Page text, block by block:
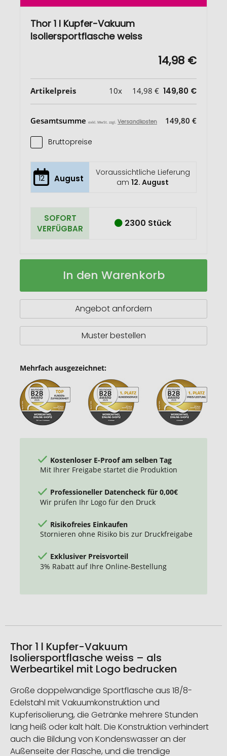
Thor 1 l Kupfer-Vakuum
Isoliersportflasche weiss
14,98 €
Artikelpreis 10x 14,98 € 149,80 €
Gesamtsumme exkl. MwSt. zzgl. Versandkosten 149,80 €
Bruttopreise
12 August
Voraussichtliche Lieferung
am12. August
SOFORT
VERFÜGBAR
2300 Stück
Thor
Kupfer-
Isoliersportflasche
Auf
In den Warenkorb
Angebot anfordern
Muster bestellen
Mehrfach ausgezeichnet:
Kostenloser E-Proof am selben Tag
Mit Ihrer Freigabe startet die Produktion
Professioneller Datencheck für 0,00€
Wir prüfen Ihr Logo für den Druck
Risikofreies Einkaufen
Stornieren ohne Risiko bis zur Druckfreigabe
Exklusiver Preisvorteil
3% Rabatt auf Ihre Online-Bestellung
Thor 1 l Kupfer-Vakuum
Isoliersportflasche weiss – als
Werbeartikel mit Logo bedrucken
Große doppelwandige Sportflasche aus 18/8-
Edelstahl mit Vakuumkonstruktion und
Kupferisolierung, die Getränke mehrere Stunden
lang heiß oder kalt hält. Die Konstruktion verhindert
auch die Bildung von Kondenswasser an der
Außenseite der Flasche, und die trendige